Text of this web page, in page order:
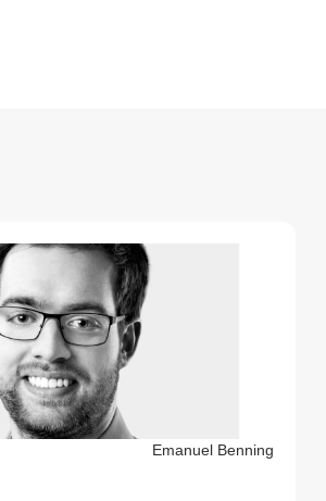
Emanuel Benning